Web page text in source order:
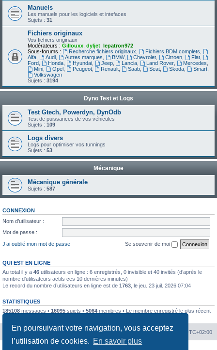
En poursuivant votre navigation, vous acceptez
l’utilisation de cookies. En savoir plus
Manuels
Les manuels pour les logiciels et intefaces
Sujets : 31
Fichiers originaux
Vos fichiers originaux
Modérateurs : Gillouxx dyljet lepatron972
Sous-forums :
Recherche fichiers originaux Fichiers BDM complets
Alfa
Audi, Autres marques BMW, Chevrolet Citroen Fiat
Ford
Honda, Hyundai, Jeep, Lancia Land Rover Mercedes
Mini, Opel, Peugeot, Renault Saab Seat Skoda, Smart,
Volkswagen
Sujets : 3194
Dyno Test et Logs
Test Gtech, Powerdyn, DynOdb
Test de puissances de vos véhicules
Sujets : 109
Logs divers
Logs pour optimiser vos tunnings
Sujets : 53
Mécanique
Mécanique générale
Sujets : 587
CONNEXION
Nom d’utilisateur :
Mot de passe :
J’ai oublié mon mot de passe
Se souvenir de moi
QUI EST EN LIGNE
Au total il y a 46 utilisateurs en ligne : 6 enregistrés, 0 invisible et 40 invités (d’après le
nombre d’utilisateurs actifs ces 10 dernières minutes)
Le record du nombre d’utilisateurs en ligne est de 1763 , le jeu. 23 juil. 2026 07:04
STATISTIQUES
185108 messages • 16095 sujets • 5064 membres • Le membre enregistré le plus récent
Portal Chiptuners.fr Heures au format UTC+02:00